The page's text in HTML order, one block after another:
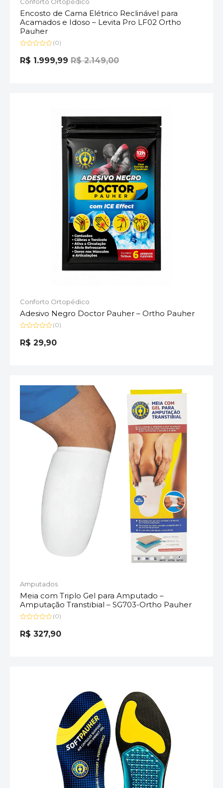
Encosto de Cama Elétrico Reclinável para
Acamados e Idoso – Levita Pro LF02 Ortho
Pauher
0
de
(0)
R$2.149,00
R$ 1.999,99
Conforto Ortopédico
Adesivo Negro Doctor Pauher – Ortho Pauher
0
de
(0)
R$ 29,90
Amputados
Meia com Triplo Gel para Amputado –
Amputação Transtibial – SG703-Ortho Pauher
0
de
(0)
R$ 327,90